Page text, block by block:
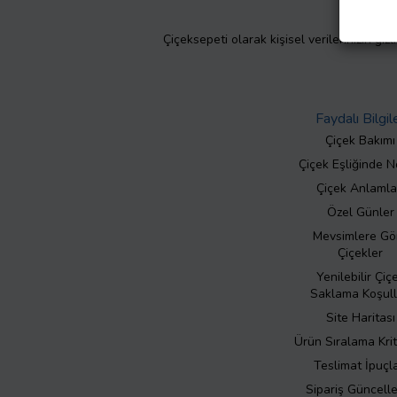
Çiçeksepeti olarak kişisel verilerinizin
Faydalı
Çiçek Bakımı
Çiçek Eşliğinde
Çiçek
Özel Günler
Mevsimlere
Çiçekler
Yenilebilir
Saklama
Site Haritası
Ürün Sıralama
Teslimat
Sipariş